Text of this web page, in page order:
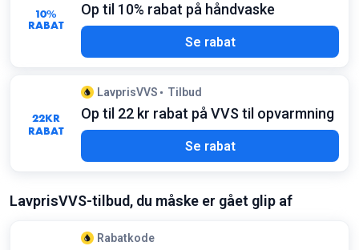
10%
RABAT
Op til 10% rabat på håndvaske
Se rabat
22KR
RABAT
LavprisVVS Tilbud
Op til 22 kr rabat på VVS til opvarmning
Se rabat
LavprisVVS-tilbud, du måske er gået glip af
Rabatkode